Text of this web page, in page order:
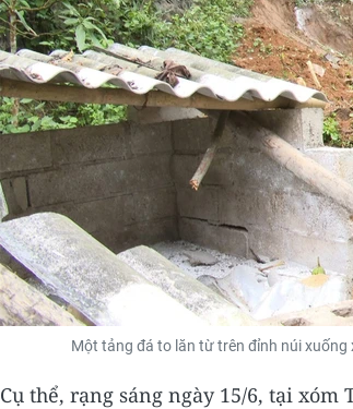
Một tảng đá to lăn từ trên đỉnh núi xuống
Cụ thể, rạng sáng ngày 15/6, tại xóm